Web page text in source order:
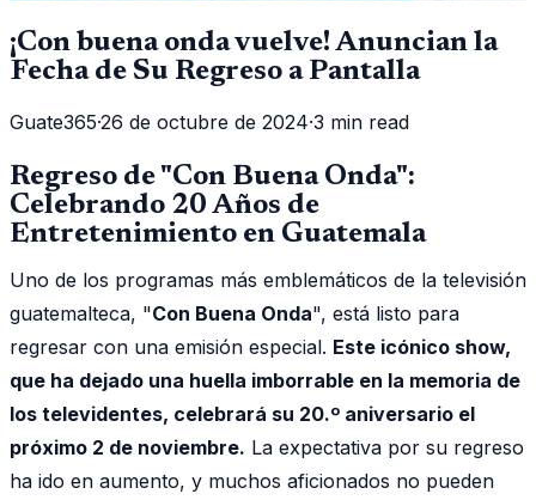
¡Con buena onda vuelve! Anuncian la
Fecha de Su Regreso a Pantalla
Guate365·26 de octubre de 2024·3 min read
Regreso de "Con Buena Onda":
Celebrando 20 Años de
Entretenimiento en Guatemala
Uno de los programas más emblemáticos de la televisión
guatemalteca, "Con Buena Onda", está listo para
regresar con una emisión especial. Este icónico show,
que ha dejado una huella imborrable en la memoria de
los televidentes, celebrará su 20.º aniversario el
próximo 2 de noviembre. La expectativa por su regreso
ha ido en aumento, y muchos aficionados no pueden